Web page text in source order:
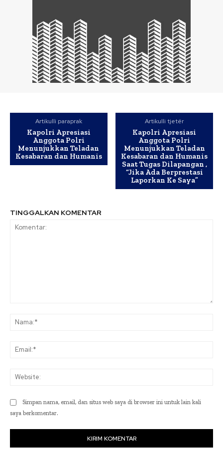
Artikulli paraprak
Kapolri Apresiasi
Anggota Polri
Menunjukkan Teladan
Kesabaran dan Humanis
Artikulli tjetër
Kapolri Apresiasi
Anggota Polri
Menunjukkan Teladan
Kesabaran dan Humanis
Saat Tugas Dilapangan ,
“Jika Ada Berprestasi
Laporkan Ke Saya”
TINGGALKAN KOMENTAR
Simpan nama, email, dan situs web saya di browser ini untuk lain kali
saya berkomentar.